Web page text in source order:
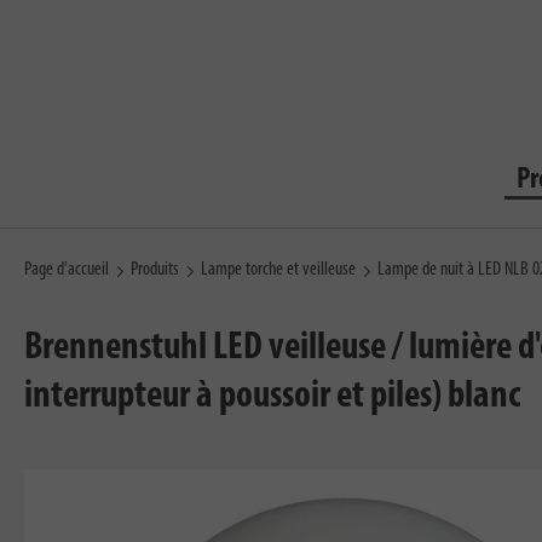
Page d'accueil Produits Lampe torche et veilleuse Lampe de nuit à LED NLB
Brennenstuhl LED veilleuse / lumière
interrupteur à poussoir et piles) blanc